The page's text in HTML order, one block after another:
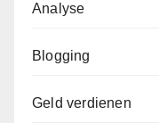
Analyse
Blogging
Geld verdienen